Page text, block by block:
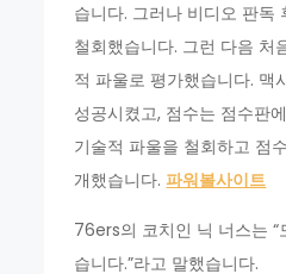
습니다. 그러나 비디오 판독
철회했습니다. 그런 다음 처
적 파울로 평가했습니다. 맥
성공시켰고, 점수는 점수판
기술적 파울을 철회하고 점
개했습니다. 파워볼사이트
76ers의 코치인 닉 너스는 “
습니다.”라고 말했습니다.